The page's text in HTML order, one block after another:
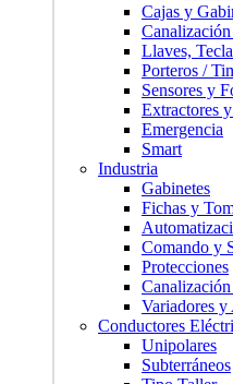
Cajas y
Llaves,
Porteros /
Sensores y
Extractores
Emergencia
Smart
Industria
Gabinetes
Fichas y
Comando y
Protecciones
Variadores y
Conductores
Unipolares
Subterráneos